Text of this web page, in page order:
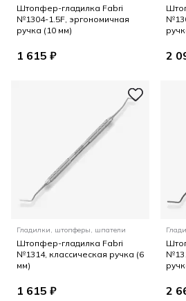
Штопфер-гладилка Fabri
№1304-1.5F, эргономичная
ручка (10 мм)
1 615 ₽ 2
Гладилки, штопферы, шпатели
Штопфер-гладилка Fabri
№1314, классическая ручка (6
мм)
1 615 ₽ 2